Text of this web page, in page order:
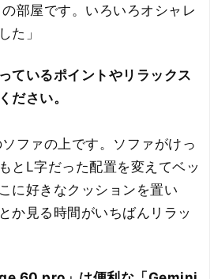
部屋です。いろいろオシャレ
た」
いるポイントやリラックス
ださい。
ファの上です。ソファがけっ
とL字だった配置を変えてベッ
に好きなクッションを置い
か見る時間がいちばんリラッ